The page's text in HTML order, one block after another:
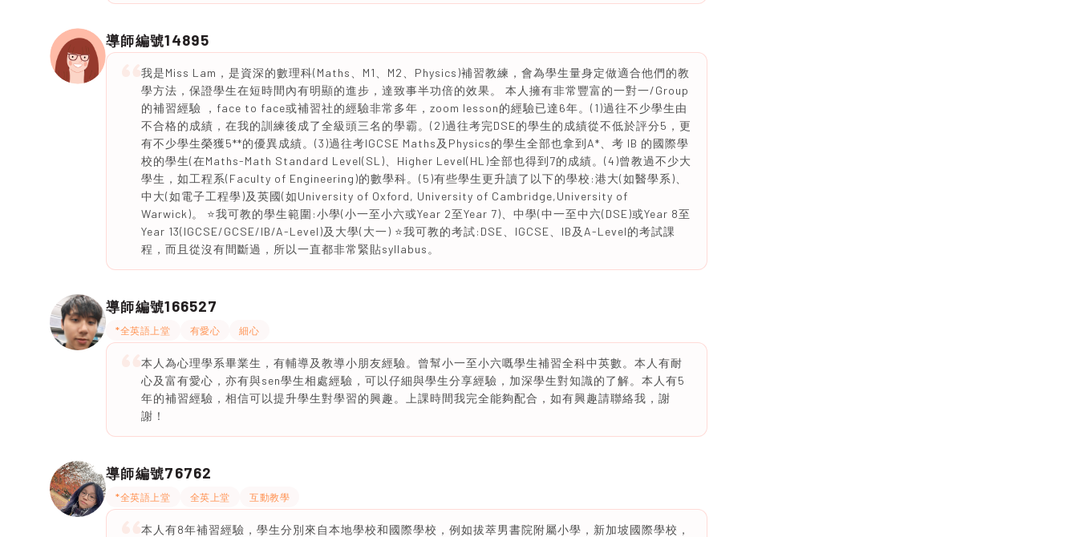
導師編號14895
我是Miss Lam，是資深的數理科(Maths、M1、M2、Physics)補習教練，會為學生量身定做適合他們的教
學方法，保證學生在短時間內有明顯的進步，達致事半功倍的效果。 本人擁有非常豐富的一對一/Group
的補習經驗 ，face to face或補習社的經驗非常多年，zoom lesson的經驗已達6年。(1)過往不少學生由
不合格的成績，在我的訓練後成了全級頭三名的學霸。(2)過往考完DSE的學生的成績從不低於評分5，更
有不少學生榮獲5**的優異成績。(3)過往考IGCSE Maths及Physics的學生全部也拿到A*、考 IB 的國際學
校的學生(在Maths-Math Standard Level(SL)、Higher Level(HL)全部也得到7的成績。(4)曾教過不少大
學生，如工程系(Faculty of Engineering)的數學科。(5)有些學生更升讀了以下的學校:港大(如醫學系)、
中大(如電子工程學)及英國(如University of Oxford, University of Cambridge,University of
Warwick)。 ⭐️我可教的學生範圍:小學(小一至小六或Year 2至Year 7)、中學(中一至中六(DSE)或Year 8至
Year 13(IGCSE/GCSE/IB/A-Level)及大學(大一) ⭐️我可教的考試:DSE、IGCSE、IB及A-Level的考試課
程，而且從沒有間斷過，所以一直都非常緊貼syllabus。
導師編號166527
*全英語上堂 有愛心 細心
本人為心理學系畢業生，有輔導及教導小朋友經驗。曾幫小一至小六嘅學生補習全科中英數。本人有耐
心及富有愛心，亦有與sen學生相處經驗，可以仔細與學生分享經驗，加深學生對知識的了解。本人有5
年的補習經驗，相信可以提升學生對學習的興趣。上課時間我完全能夠配合，如有興趣請聯絡我，謝
謝！
導師編號76762
*全英語上堂 全英上堂 互動教學
本人有8年補習經驗，學生分別來自本地學校和國際學校，例如拔萃男書院附屬小學，新加坡國際學校，